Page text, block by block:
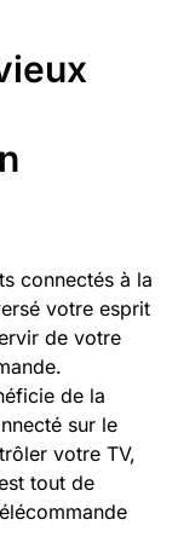
connectés à la
votre esprit
de votre
de la
sur le
votre TV,
tout de